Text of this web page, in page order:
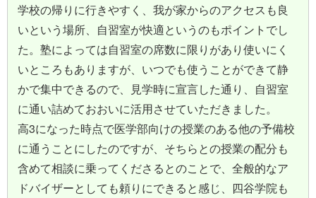
学校の帰りに行きやすく、我が家からのアクセスも良
いという場所、自習室が快適というのもポイントでし
た。塾によっては自習室の席数に限りがあり使いにく
いところもありますが、いつでも使うことができて静
かで集中できるので、見学時に宣言した通り、自習室
に通い詰めておおいに活用させていただきました。
高3になった時点で医学部向けの授業のある他の予備校
に通うことにしたのですが、そちらとの授業の配分も
含めて相談に乗ってくださるとのことで、全般的なア
ドバイザーとしても頼りにできると感じ、四谷学院も